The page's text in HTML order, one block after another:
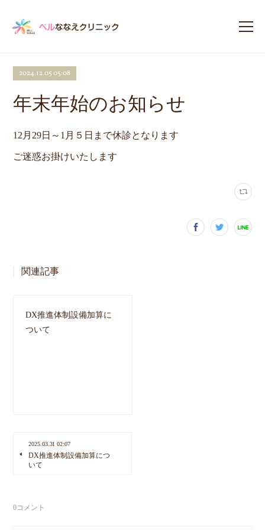
2024.12.05 05:08
年末年始のお知らせ
12月29日～1月５日まで休診となります
ご迷惑お掛けいたします
関連記事
DX推進体制設備加算に
ついて
2025.03.31 02:07
DX推進体制設備加算につ
いて
0コメント